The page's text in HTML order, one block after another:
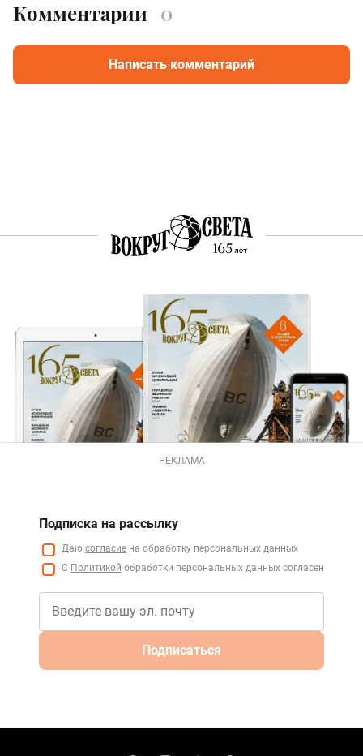
Комментарии 0
Написать комментарий
РЕКЛАМА
Подписка на рассылку
Даю согласие на обработку персональных данных
С Политикой обработки персональных данных согласен
Подписаться